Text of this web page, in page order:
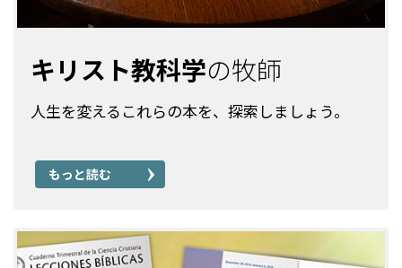
キリスト教科学の牧師
人生を変えるこれらの本を、探索しましょう。
もっと読む